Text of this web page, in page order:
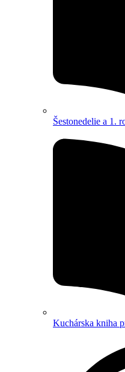
Šestonedelie a 1.
Kuchárska kniha